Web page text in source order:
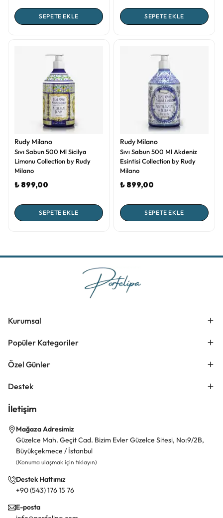
SEPETE EKLE SEPETE EKLE
Rudy Milano
Sıvı Sabun 500 Ml Sicilya
Limonu Collection by Rudy
Milano
₺ 899,00
SEPETE EKLE
Rudy Milano
Sıvı Sabun 500 Ml Akdeniz
Esintisi Collection by Rudy
Milano
₺ 899,00
SEPETE EKLE
Kurumsal
Popüler Kategoriler
Özel Günler
Destek
İletişim
Mağaza Adresimiz
Güzelce Mah. Geçit Cad. Bizim Evler Güzelce Sitesi, No:9/2B,
Büyükçekmece / İstanbul
(Konuma ulaşmak için tıklayın)
Destek Hattımız
+90 (543) 176 15 76
E-posta